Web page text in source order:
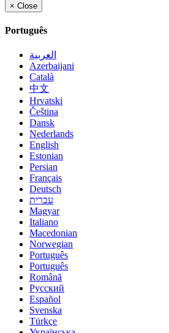
× Close
Português
العربية
Azerbaijani
Català
中文
Hrvatski
Čeština
Dansk
Nederlands
English
Estonian
Persian
Français
Deutsch
עברית
Magyar
Italiano
Macedonian
Norwegian
Português
Português
Română
Русский
Español
Svenska
Türkçe